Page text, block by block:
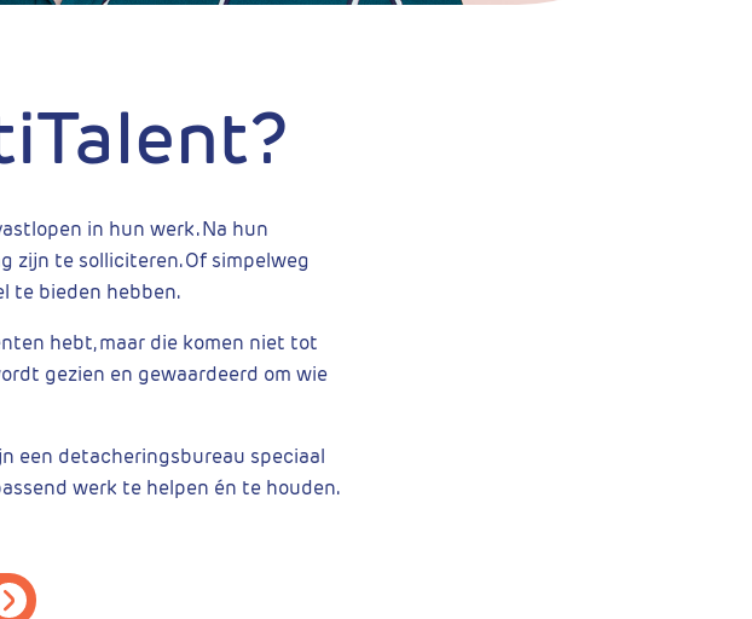
in hun werk. Na hun
zijn te solliciteren. Of simpelweg
te bieden hebben.
hebt, maar die komen niet tot
gezien en gewaardeerd om wie
een detacheringsbureau speciaal
werk te helpen én te houden.